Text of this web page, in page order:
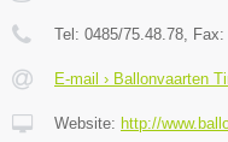
Tel: 0485/75.48.78 , Fax:
E-mail › Ballonvaarten
Website: http://